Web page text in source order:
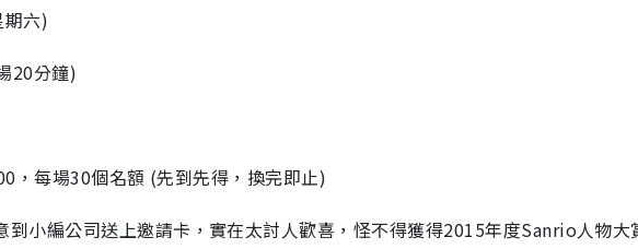
六)
20分鐘)
，每場30個名額 (先到先得，換完即止)
到小編公司送上邀請卡，實在太討人歡喜，怪不得獲得2015年度Sanrio人物大